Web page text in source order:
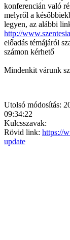
konferencián való
melyről a
legyen, az alábbi
http://
előadás témájáról
számon kérhető
Mindenkit várunk
Utolsó módosítás:
09:34:22
Kulcsszavak:
Rövid link: https://
update